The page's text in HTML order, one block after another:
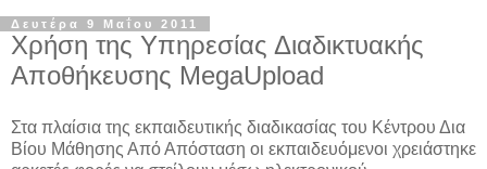
Δευτέρα 9 Μαΐου 2011
Χρήση της Υπηρεσίας Διαδικτυακής
Αποθήκευσης MegaUpload
Στα πλαίσια της εκπαιδευτικής διαδικασίας του Κέντρου Δια
Βίου Μάθησης Από Απόσταση οι εκπαιδευόμενοι χρειάστηκε